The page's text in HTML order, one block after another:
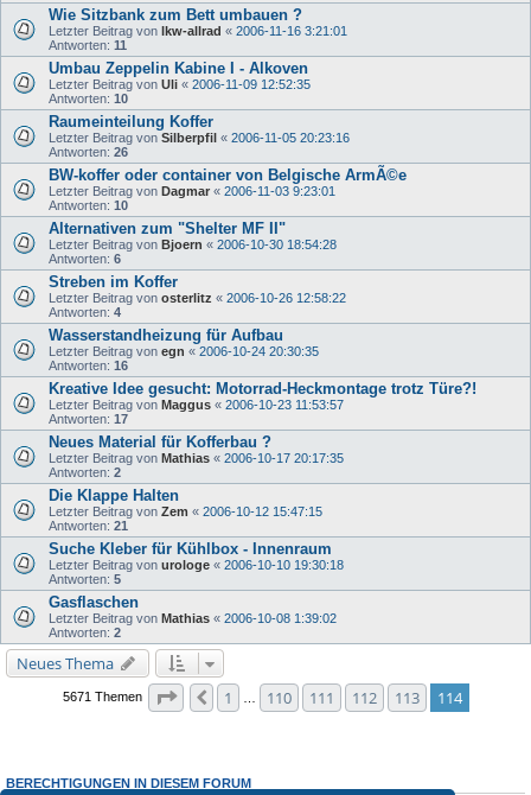
Wie Sitzbank zum Bett umbauen ?
Letzter Beitrag von lkw-allrad « 2006-11-16 3:21:01
Antworten: 11
Umbau Zeppelin Kabine I - Alkoven
Letzter Beitrag von Uli « 2006-11-09 12:52:35
Antworten: 10
Raumeinteilung Koffer
Letzter Beitrag von Silberpfil « 2006-11-05 20:23:16
Antworten: 26
BW-koffer oder container von Belgische ArmÃ©e
Letzter Beitrag von Dagmar « 2006-11-03 9:23:01
Antworten: 10
Alternativen zum "Shelter MF II"
Letzter Beitrag von Bjoern « 2006-10-30 18:54:28
Antworten: 6
Streben im Koffer
Letzter Beitrag von osterlitz « 2006-10-26 12:58:22
Antworten: 4
Wasserstandheizung für Aufbau
Letzter Beitrag von egn « 2006-10-24 20:30:35
Antworten: 16
Kreative Idee gesucht: Motorrad-Heckmontage trotz Türe?!
Letzter Beitrag von Maggus « 2006-10-23 11:53:57
Antworten: 17
Neues Material für Kofferbau ?
Letzter Beitrag von Mathias « 2006-10-17 20:17:35
Antworten: 2
Die Klappe Halten
Letzter Beitrag von Zem « 2006-10-12 15:47:15
Antworten: 21
Suche Kleber für Kühlbox - Innenraum
Letzter Beitrag von urologe « 2006-10-10 19:30:18
Antworten: 5
Gasflaschen
Letzter Beitrag von Mathias « 2006-10-08 1:39:02
Antworten: 2
Neues Thema
5671 Themen Seite 114 von114
Vorherige
1 110 111 112 113 114
BERECHTIGUNGEN IN DIESEM FORUM